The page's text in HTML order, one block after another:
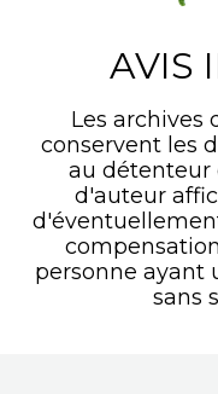
AVIS
Les archives
conservent les
au détenteur
d'auteur
personne ayant
sans